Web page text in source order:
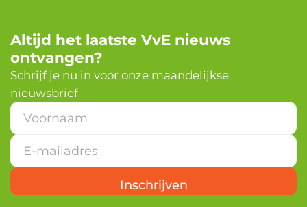
Altijd het laatste VvE nieuws
ontvangen?
Schrijf je nu in voor onze maandelijkse
nieuwsbrief
*
o
r
n
a
a
Inschrijven